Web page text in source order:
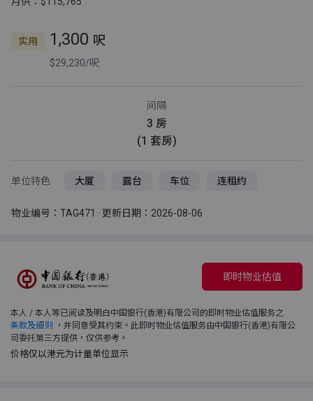
实用 1,300 呎
$29,230/呎
间隔
3 房
(1 套房)
单位特色 大厦 露台 车位 连租约
物业编号：TAG471 · 更新日期：2026-08-06
即时物业估值
本人 / 本人等已阅读及明白中国银行(香港)有限公司的即时物业估值服务之
条款及细则
，并同意受其约束。此即时物业估值服务由中国银行(香港)有限公
司委托第三方提供，仅供参考。
价格仅以港元为计量单位显示